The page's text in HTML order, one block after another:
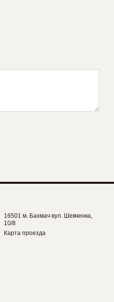
16501 м. Бахмач вул. Шевченка,
10/8
Карта проезда